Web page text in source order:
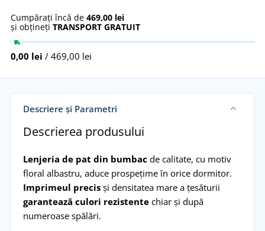
Cumpărați încă de 469,00 lei
și obțineți TRANSPORT GRATUIT
0,00 lei / 469,00 lei
Descriere și Parametri
Descrierea produsului
Lenjeria de pat din bumbac de calitate, cu motiv
floral albastru, aduce prospețime în orice dormitor.
Imprimeul precisși densitatea mare a țesăturii
garantează culori rezistentechiar și după
numeroase spălări.